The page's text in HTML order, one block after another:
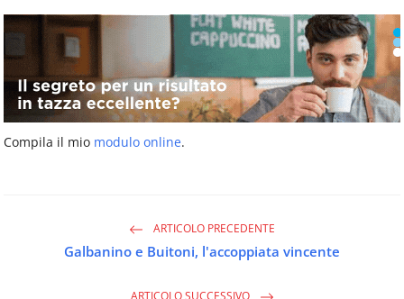
Compila il mio modulo online.
ARTICOLO PRECEDENTE
Galbanino e Buitoni, l'accoppiata vincente
ARTICOLO SUCCESSIVO